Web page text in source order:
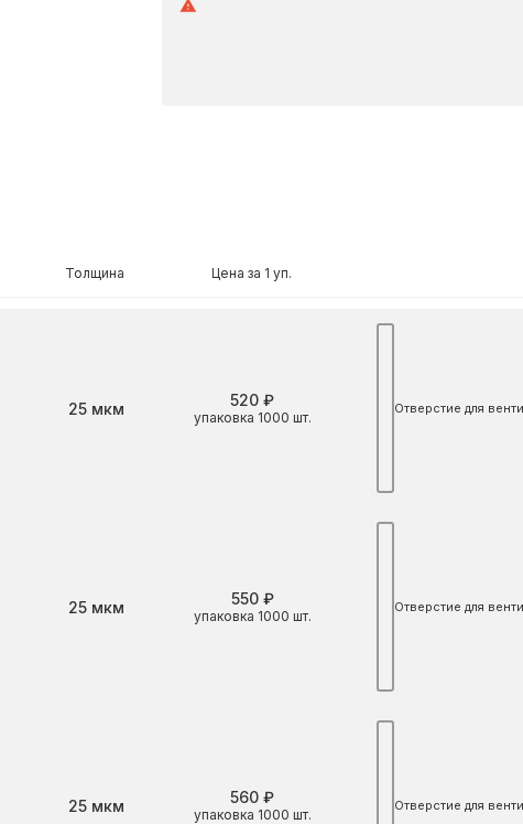
Толщина Цена за 1 уп.
Толщина25 мкм упаковка 1000 шт.
520 ₽ Отверстие для
Толщина25 мкм упаковка 1000 шт.
550 ₽ Отверстие для
Толщина25 мкм упаковка 1000 шт.
560 ₽ Отверстие для